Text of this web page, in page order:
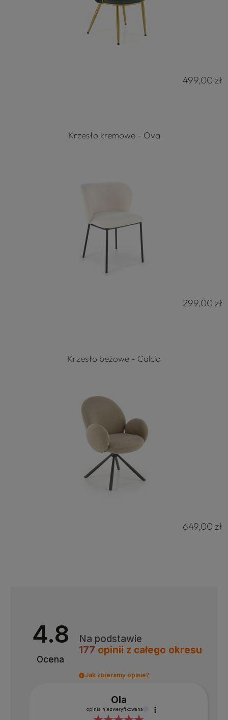
499,00 zł
Krzesło kremowe - Ova
299,00 zł
Krzesło beżowe - Calcio
649,00 zł
4.8
Ocena
Na podstawie
177 opinii z całego okresu
Jak zbieramy opinie?
Ola
opinia niezweryfikowana